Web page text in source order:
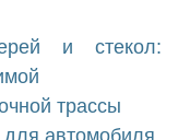
и стекол:
трассы
для автомобиля